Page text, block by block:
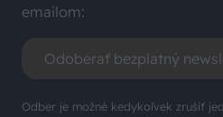
emailom:
Odoberať bezplatný
Odber je možné kedykoľvek zrušiť